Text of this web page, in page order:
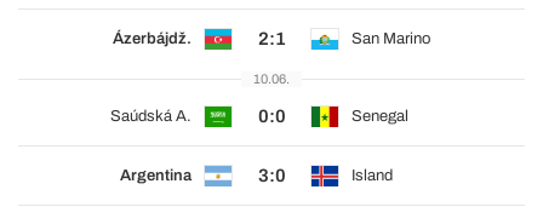
Ázerbájdž. 2:1 San Marino
10.06.
Saúdská A. 0:0 Senegal
Argentina 3:0 Island